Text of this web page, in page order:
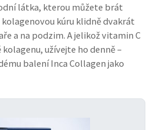
látka, kterou můžete brát
kúru klidně dvakrát
a na podzim. A jelikož vitamin C
užívejte ho denně –
balení Inca Collagen jako